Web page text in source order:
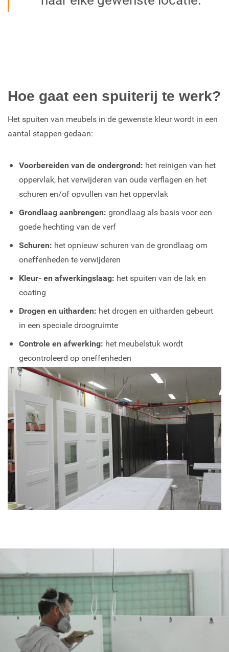
Hoe gaat een spuiterij te werk?
Het spuiten van meubels in de gewenste kleur wordt in een
aantal stappen gedaan:
Voorbereiden van de ondergrond: het reinigen van het
oppervlak, het verwijderen van oude verflagen en het
schuren en/of opvullen van het oppervlak
Grondlaag aanbrengen: grondlaag als basis voor een
goede hechting van de verf
Schuren: het opnieuw schuren van de grondlaag om
oneffenheden te verwijderen
Kleur- en afwerkingslaag: het spuiten van de lak en
coating
Drogen en uitharden: het drogen en uitharden gebeurt
in een speciale droogruimte
Controle en afwerking: het meubelstuk wordt
gecontroleerd op oneffenheden